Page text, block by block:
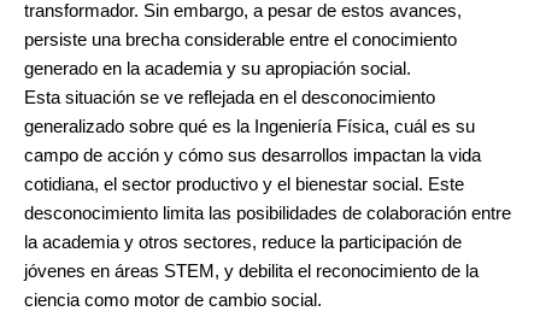
transformador. Sin embargo, a pesar de estos avances,
persiste una brecha considerable entre el conocimiento
generado en la academia y su apropiación social.
Esta situación se ve reflejada en el desconocimiento
generalizado sobre qué es la Ingeniería Física, cuál es su
campo de acción y cómo sus desarrollos impactan la vida
cotidiana, el sector productivo y el bienestar social. Este
desconocimiento limita las posibilidades de colaboración entre
la academia y otros sectores, reduce la participación de
jóvenes en áreas STEM, y debilita el reconocimiento de la
ciencia como motor de cambio social.